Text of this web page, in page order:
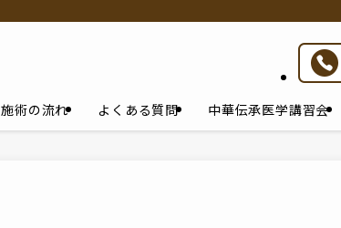
施術の流れ よくある質問 中華伝承医学講習会